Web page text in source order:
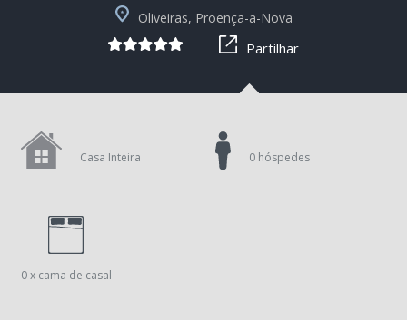
Oliveiras, Proença-a-Nova
Partilhar
Casa Inteira
0 x cama de casal
0 hóspedes